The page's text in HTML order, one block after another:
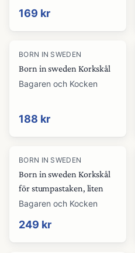
169 kr
BORN IN SWEDEN
Born in sweden Korkskål
Bagaren och Kocken
188 kr
BORN IN SWEDEN
Born in sweden Korkskål
för stumpastaken, liten
Bagaren och Kocken
249 kr